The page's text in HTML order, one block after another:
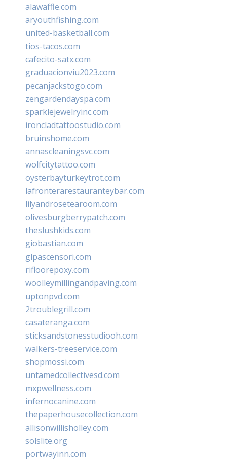
alawaffle.com
aryouthfishing.com
united-basketball.com
tios-tacos.com
cafecito-satx.com
graduacionviu2023.com
pecanjackstogo.com
zengardendayspa.com
sparklejewelryinc.com
ironcladtattoostudio.com
bruinshome.com
annascleaningsvc.com
wolfcitytattoo.com
oysterbayturkeytrot.com
lafronterarestauranteybar.com
lilyandrosetearoom.com
olivesburgberrypatch.com
theslushkids.com
giobastian.com
glpascensori.com
rifloorepoxy.com
woolleymillingandpaving.com
uptonpvd.com
2troublegrill.com
casateranga.com
sticksandstonesstudiooh.com
walkers-treeservice.com
shopmossi.com
untamedcollectivesd.com
mxpwellness.com
infernocanine.com
thepaperhousecollection.com
allisonwillisholley.com
solslite.org
portwayinn.com